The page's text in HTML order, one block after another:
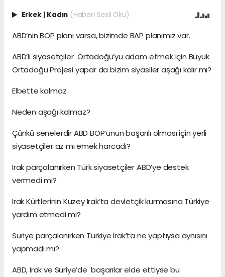
Erkek | Kadın (Haberi Sesli Oku)
ABD’nin BOP planı varsa, bizimde BAP planımız var.
ABD’li siyasetçiler Ortadoğu’yu adam etmek için Büyük
Ortadoğu Projesi yapar da bizim siyasiler aşağı kalır mı?
Elbette kalmaz.
Neden aşağı kalmaz?
Çünkü senelerdir ABD BOP’unun başarılı olması için yerli
siyasetçiler az mı emek harcadı?
Irak parçalanırken Türk siyasetçiler ABD’ye destek
vermedi mi?
Irak Kürtlerinin Kuzey Irak’ta devletçik kurmasına Türkiye
yardım etmedi mi?
Suriye parçalanırken Türkiye Irak’ta ne yaptıysa aynısını
yapmadı mı?
ABD, Irak ve Suriye’de başarılar elde ettiyse bu